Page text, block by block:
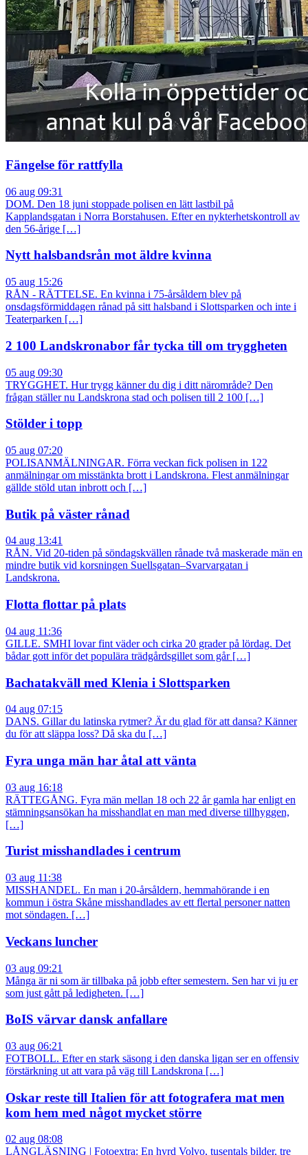
Fängelse för rattfylla
06 aug 09:31
DOM. Den 18 juni stoppade polisen en lätt lastbil på
Kapplandsgatan i Norra Borstahusen. Efter en nykterhetskontroll av
den 56-årige […]
Nytt halsbandsrån mot äldre kvinna
05 aug 15:26
RÅN - RÄTTELSE. En kvinna i 75-årsåldern blev på
onsdagsförmiddagen rånad på sitt halsband i Slottsparken och inte i
Teaterparken […]
2 100 Landskronabor får tycka till om tryggheten
05 aug 09:30
TRYGGHET. Hur trygg känner du dig i ditt närområde? Den
frågan ställer nu Landskrona stad och polisen till 2 100 […]
Stölder i topp
05 aug 07:20
POLISANMÄLNINGAR. Förra veckan fick polisen in 122
anmälningar om misstänkta brott i Landskrona. Flest anmälningar
gällde stöld utan inbrott och […]
Butik på väster rånad
04 aug 13:41
RÅN. Vid 20-tiden på söndagskvällen rånade två maskerade män en
mindre butik vid korsningen Suellsgatan–Svarvargatan i
Landskrona.
Flotta flottar på plats
04 aug 11:36
GILLE. SMHI lovar fint väder och cirka 20 grader på lördag. Det
bådar gott inför det populära trädgårdsgillet som går […]
Bachatakväll med Klenia i Slottsparken
04 aug 07:15
DANS. Gillar du latinska rytmer? Är du glad för att dansa? Känner
du för att släppa loss? Då ska du […]
Fyra unga män har åtal att vänta
03 aug 16:18
RÄTTEGÅNG. Fyra män mellan 18 och 22 år gamla har enligt en
stämningsansökan ha misshandlat en man med diverse tillhyggen,
[…]
Turist misshandlades i centrum
03 aug 11:38
MISSHANDEL. En man i 20-årsåldern, hemmahörande i en
kommun i östra Skåne misshandlades av ett flertal personer natten
mot söndagen. […]
Veckans luncher
03 aug 09:21
Många är ni som är tillbaka på jobb efter semestern. Sen har vi ju er
som just gått på ledigheten. […]
BoIS värvar dansk anfallare
03 aug 06:21
FOTBOLL. Efter en stark säsong i den danska ligan ser en offensiv
förstärkning ut att vara på väg till Landskrona […]
Oskar reste till Italien för att fotografera mat men
kom hem med något mycket större
02 aug 08:08
LÅNGLÄSNING | Fotoextra: En hyrd Volvo, tusentals bilder, tre